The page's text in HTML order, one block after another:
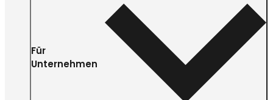
Für
Unternehmen